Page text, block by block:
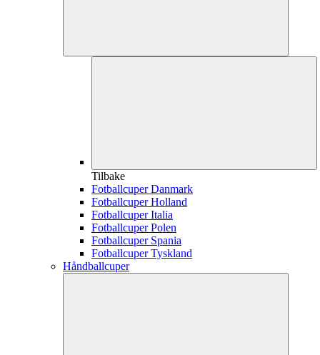
Tilbake
Fotballcuper Danmark
Fotballcuper Holland
Fotballcuper Italia
Fotballcuper Polen
Fotballcuper Spania
Fotballcuper Tyskland
Håndballcuper